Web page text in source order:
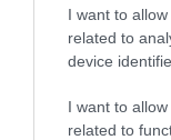
I want to
related to
device
I want to
related to
Παρακαλώ
ΛΟΓΑΡΙΑΣΜΟΣ -